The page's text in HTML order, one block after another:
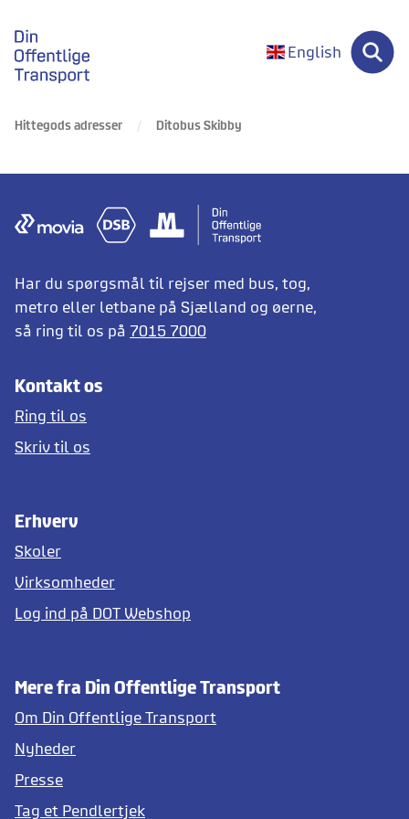
gå til forsiden
English
Hittegods adresser Ditobus Skibby
Har du spørgsmål til rejser med bus, tog,
metro eller letbane på Sjælland og øerne,
så ring til os på 7015 7000
Kontakt os
Ring til os
Skriv til os
Erhverv
Skoler
Virksomheder
Log ind på DOT Webshop
Mere fra Din Offentlige Transport
Om Din Offentlige Transport
Nyheder
Presse
Tag et Pendlertjek